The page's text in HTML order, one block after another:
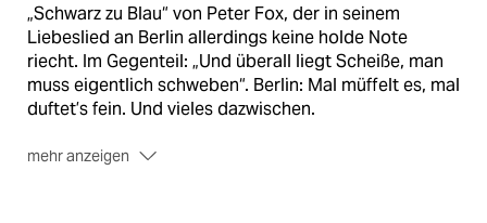
„Schwarz zu Blau“ von Peter Fox, der in seinem
Liebeslied an Berlin allerdings keine holde Note
riecht. Im Gegenteil: „Und überall liegt Scheiße, man
muss eigentlich schweben“. Berlin: Mal müffelt es, mal
duftet’s fein. Und vieles dazwischen.
mehr anzeigen